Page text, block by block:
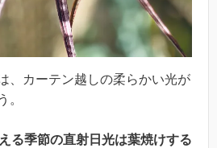
、カーテン越しの柔らかい光が
。
る季節の直射日光は葉焼けする